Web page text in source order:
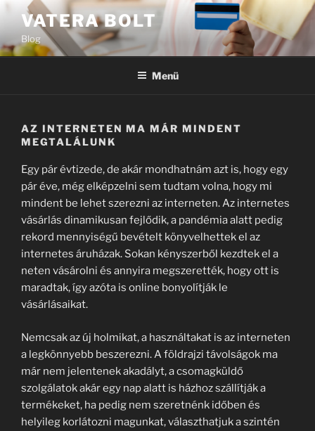
Tartalomhoz
VATERA BOLT
Blog
Menü
AZ INTERNETEN MA MÁR MINDENT
MEGTALÁLUNK
Egy pár évtizede, de akár mondhatnám azt is, hogy egy
pár éve, még elképzelni sem tudtam volna, hogy mi
mindent be lehet szerezni az interneten. Az internetes
vásárlás dinamikusan fejlődik, a pandémia alatt pedig
rekord mennyiségű bevételt könyvelhettek el az
internetes áruházak. Sokan kényszerből kezdtek el a
neten vásárolni és annyira megszerették, hogy ott is
maradtak, így azóta is online bonyolítják le
vásárlásaikat.
Nemcsak az új holmikat, a használtakat is az interneten
a legkönnyebb beszerezni. A földrajzi távolságok ma
már nem jelentenek akadályt, a csomagküldő
szolgálatok akár egy nap alatt is házhoz szállítják a
termékeket, ha pedig nem szeretnénk időben és
helyileg korlátozni magunkat, választhatjuk a szintén